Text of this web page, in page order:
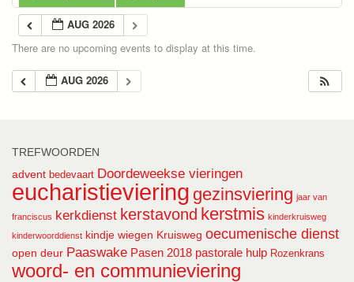
AUG 2026
There are no upcoming events to display at this time.
AUG 2026
TREFWOORDEN
advent bedevaart Doordeweekse vieringen
eucharistieviering gezinsviering jaar van
franciscus kerkdienst kerstavond kerstmis kinderkruisweg
kinderwoorddienst kindje wiegen Kruisweg oecumenische dienst
open deur Paaswake Pasen 2018 pastorale hulp Rozenkrans
woord- en communieviering